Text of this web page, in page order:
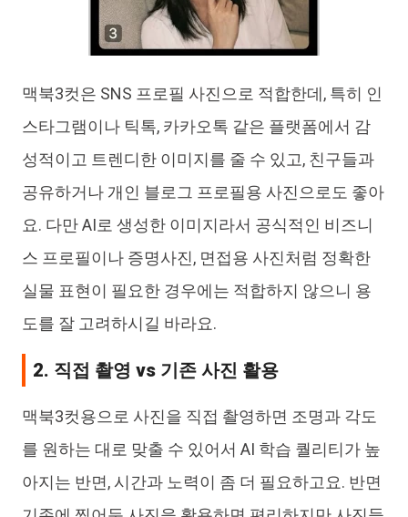
맥북3컷은 SNS 프로필 사진으로 적합한데, 특히 인
스타그램이나 틱톡, 카카오톡 같은 플랫폼에서 감
성적이고 트렌디한 이미지를 줄 수 있고, 친구들과
공유하거나 개인 블로그 프로필용 사진으로도 좋아
요. 다만 AI로 생성한 이미지라서 공식적인 비즈니
스 프로필이나 증명사진, 면접용 사진처럼 정확한
실물 표현이 필요한 경우에는 적합하지 않으니 용
도를 잘 고려하시길 바라요.
2. 직접 촬영 vs 기존 사진 활용
맥북3컷용으로 사진을 직접 촬영하면 조명과 각도
를 원하는 대로 맞출 수 있어서 AI 학습 퀄리티가 높
아지는 반면, 시간과 노력이 좀 더 필요하고요. 반면